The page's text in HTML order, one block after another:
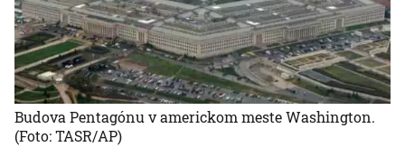
Budova Pentagónu v americkom meste Washington.
(Foto: TASR/AP)